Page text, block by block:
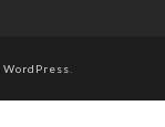
WordPress